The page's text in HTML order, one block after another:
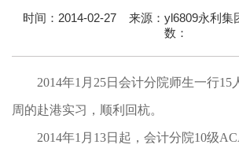
时间：2014-02-27 来源：yl6809永利集
数：
2014年1月25日会计分院师生一行15
周的赴港实习，顺利回杭。
2014年1月13日起，会计分院10级